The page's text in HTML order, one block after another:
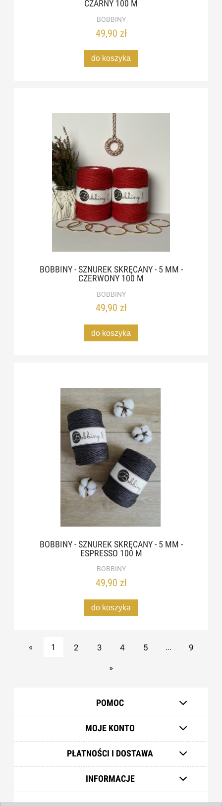
CZARNY 100 M
BOBBINY
49,90 zł
do koszyka
BOBBINY - SZNUREK SKRĘCANY - 5 MM -
CZERWONY 100 M
BOBBINY
49,90 zł
do koszyka
BOBBINY - SZNUREK SKRĘCANY - 5 MM -
ESPRESSO 100 M
BOBBINY
49,90 zł
do koszyka
« 1 2 3 4 5 ... 9
»
POMOC
MOJE KONTO
PŁATNOŚCI I DOSTAWA
INFORMACJE